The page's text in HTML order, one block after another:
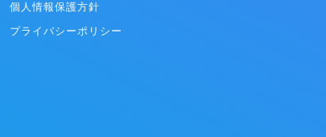
個人情報保護方針
プライバシーポリシー